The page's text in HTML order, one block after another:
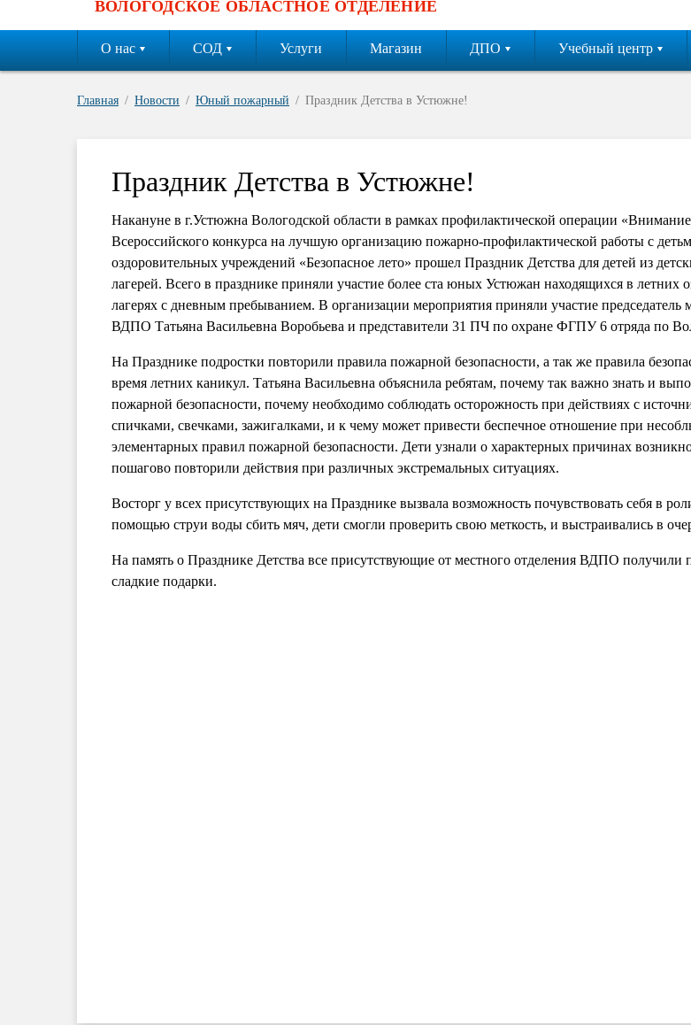
ВОЛОГОДСКОЕ ОБЛАСТНОЕ ОТДЕЛЕНИЕ
О нас СОД Услуги Магазин ДПО Учебный центр
Главная Новости Юный пожарный Праздник Детства в Устюжне!
Праздник Детства в Устюжне!
Накануне в г.Устюжна Вологодской области в рамках профилактической операции
Всероссийского конкурса на лучшую организацию пожарно-профилактической работы с
оздоровительных учреждений «Безопасное лето» прошел Праздник Детства для детей из
лагерей. Всего в празднике приняли участие более ста юных Устюжан находящихся в летних
лагерях с дневным пребыванием. В организации мероприятия приняли участие председатель
ВДПО Татьяна Васильевна Воробьева и представители 31 ПЧ по охране ФГПУ 6 отряда по
На Празднике подростки повторили правила пожарной безопасности, а так же правила
время летних каникул. Татьяна Васильевна объяснила ребятам, почему так важно знать и
пожарной безопасности, почему необходимо соблюдать осторожность при действиях с
спичками, свечками, зажигалками, и к чему может привести беспечное отношение при
элементарных правил пожарной безопасности. Дети узнали о характерных причинах
пошагово повторили действия при различных экстремальных ситуациях.
Восторг у всех присутствующих на Празднике вызвала возможность почувствовать себя в
помощью струи воды сбить мяч, дети смогли проверить свою меткость, и выстраивались в
На память о Празднике Детства все присутствующие от местного отделения ВДПО получили
сладкие подарки.